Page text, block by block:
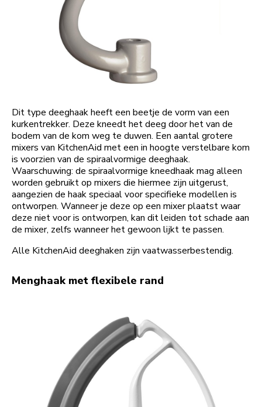
Dit type deeghaak heeft een beetje de vorm van een
kurkentrekker. Deze kneedt het deeg door het van de
bodem van de kom weg te duwen. Een aantal grotere
mixers van KitchenAid met een in hoogte verstelbare kom
is voorzien van de spiraalvormige deeghaak.
Waarschuwing: de spiraalvormige kneedhaak mag alleen
worden gebruikt op mixers die hiermee zijn uitgerust,
aangezien de haak speciaal voor specifieke modellen is
ontworpen. Wanneer je deze op een mixer plaatst waar
deze niet voor is ontworpen, kan dit leiden tot schade aan
de mixer, zelfs wanneer het gewoon lijkt te passen.
Alle KitchenAid deeghaken zijn vaatwasserbestendig.
Menghaak met flexibele rand